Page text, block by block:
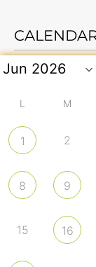
L M
1 2
8 9
15 16